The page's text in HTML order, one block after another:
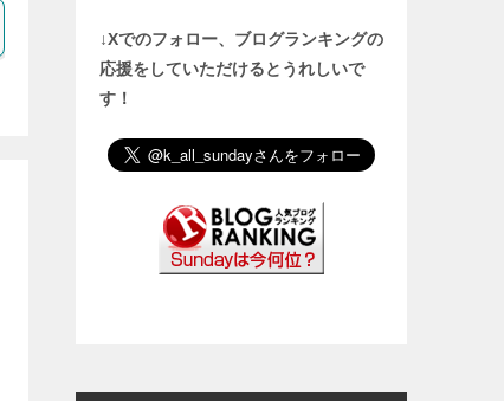
↓Xでのフォロー、ブログランキングの
応援をしていただけるとうれしいで
す！